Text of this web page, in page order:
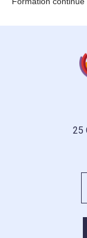
25